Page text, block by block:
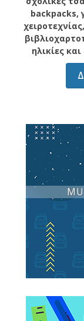
backpacks,
ηλικίες